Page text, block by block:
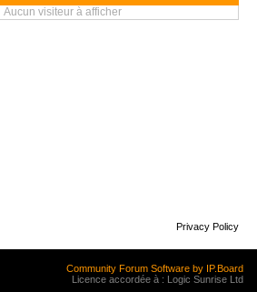
Aucun visiteur à afficher
Privacy Policy
Community Forum Software by IP.Board
Licence accordée à : Logic Sunrise Ltd